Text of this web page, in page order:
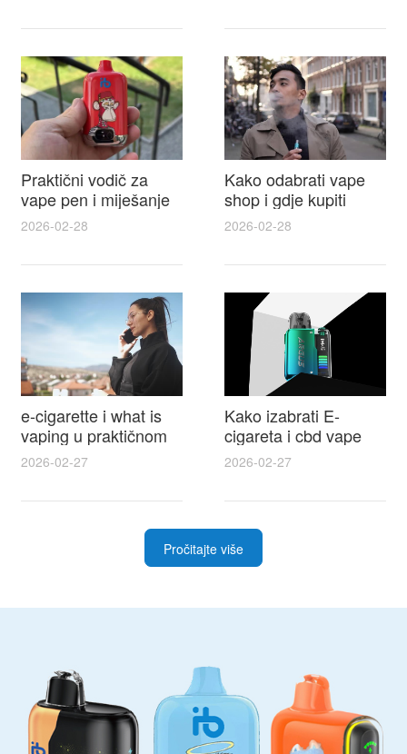
recenzijama i
i najboljim ponudama
Praktični vodič za
vape pen i miješanje
e tekućina za sigurnije
punjenje i bolje okuse
2026-02-28
Kako odabrati vape
shop i gdje kupiti
Disposable Vapes uz
najbolje cijene
2026-02-28
e-cigarette i what is
vaping u praktičnom
vodiču za početnike i
odgovorne korisnike
2026-02-27
Kako izabrati E-
cigareta i cbd vape
top modeli sigurnost
praktični savjeti za
kupovinu
2026-02-27
Pročitajte više